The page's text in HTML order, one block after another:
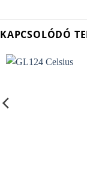
KAPCSOLÓDÓ